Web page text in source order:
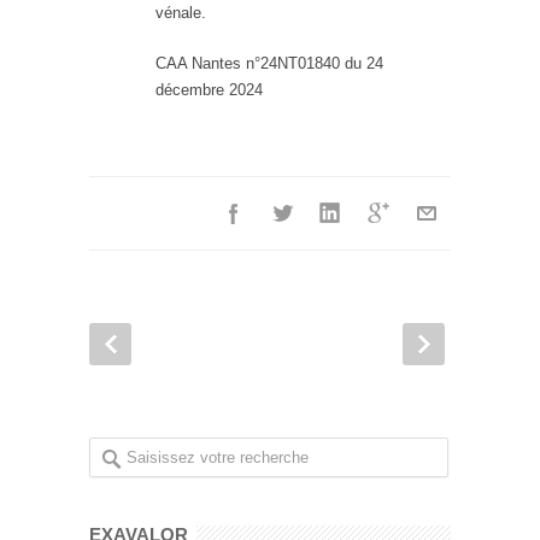
vénale.
CAA Nantes n°24NT01840 du 24
décembre 2024
EXAVALOR